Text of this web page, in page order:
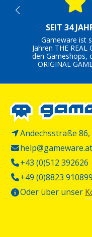
SEIT 34
Gameware ist
Jahren THE REAL
den Gameshops,
ORIGINAL
Andechsstraße
help@gameware.at
+43 (0)512 392626
+49 (0)8823
Oder über unser